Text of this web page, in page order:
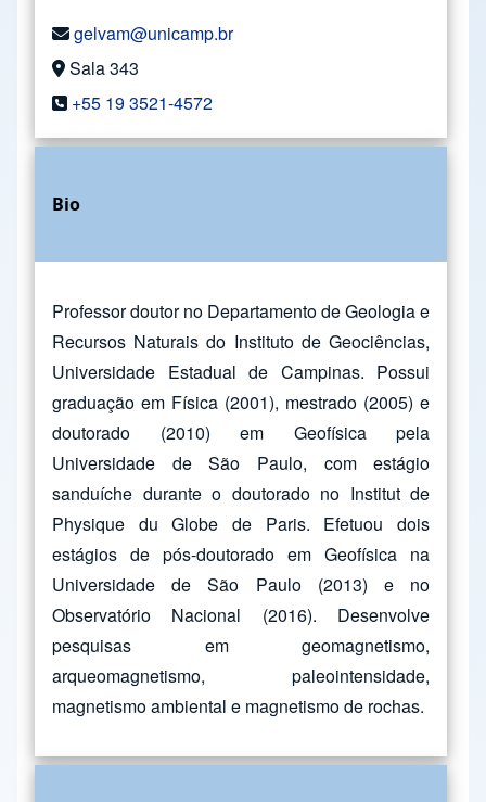
gelvam@unicamp.br
Sala 343
+55 19 3521-4572
Bio
Professor doutor no Departamento de Geologia e
Recursos Naturais do Instituto de Geociências,
Universidade Estadual de Campinas. Possui
graduação em Física (2001), mestrado (2005) e
doutorado (2010) em Geofísica pela
Universidade de São Paulo, com estágio
sanduíche durante o doutorado no Institut de
Physique du Globe de Paris. Efetuou dois
estágios de pós-doutorado em Geofísica na
Universidade de São Paulo (2013) e no
Observatório Nacional (2016). Desenvolve
pesquisas em geomagnetismo,
arqueomagnetismo, paleointensidade,
magnetismo ambiental e magnetismo de rochas.